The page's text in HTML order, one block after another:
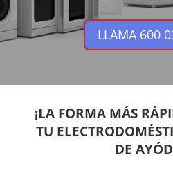
LLAMA 600
¡LA FORMA MÁS
TU
DE